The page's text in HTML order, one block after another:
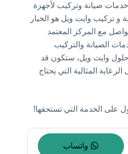
صيانة وتركيب لأجهزة
و تركيب وايت ويل هو الخيار
مع المركز المعتمد
الصيانة والتركيب
حلول وايت ويل، ستكون قد
المثالية التي يحتاج
على الخدمة التي تستحقها!
واتساب